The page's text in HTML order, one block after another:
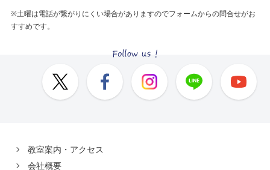
※土曜は電話が繋がりにくい場合がありますのでフォームからの問合せがお
すすめです。
教室案内・アクセス
会社概要